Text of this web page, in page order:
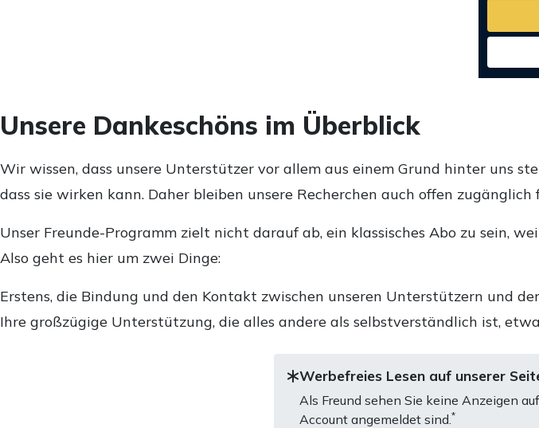
Unsere Dankeschöns im Überblick
Wir wissen, dass unsere Unterstützer vor allem aus einem Grund hinter uns
dass sie wirken kann. Daher bleiben unsere Recherchen auch offen zugänglich
Unser Freunde-Programm zielt nicht darauf ab, ein klassisches Abo zu sein,
Also geht es hier um zwei Dinge:
Erstens, die Bindung und den Kontakt zwischen unseren Unterstützern und
Ihre großzügige Unterstützung, die alles andere als selbstverständlich ist,
Werbefreies Lesen auf unserer
Als Freund sehen Sie keine Anzeigen
Account angemeldet sind. *